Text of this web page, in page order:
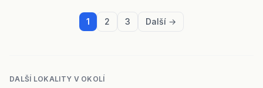
1 2 3 Další →
DALŠÍ LOKALITY V OKOLÍ